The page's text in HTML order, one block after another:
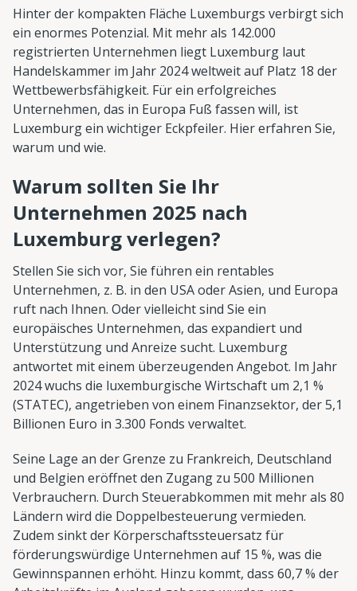
Hinter der kompakten Fläche Luxemburgs verbirgt sich
ein enormes Potenzial. Mit mehr als 142.000
registrierten Unternehmen liegt Luxemburg laut
Handelskammer im Jahr 2024 weltweit auf Platz 18 der
Wettbewerbsfähigkeit. Für ein erfolgreiches
Unternehmen, das in Europa Fuß fassen will, ist
Luxemburg ein wichtiger Eckpfeiler. Hier erfahren Sie,
warum und wie.
Warum sollten Sie Ihr
Unternehmen 2025 nach
Luxemburg verlegen?
Stellen Sie sich vor, Sie führen ein rentables
Unternehmen, z. B. in den USA oder Asien, und Europa
ruft nach Ihnen. Oder vielleicht sind Sie ein
europäisches Unternehmen, das expandiert und
Unterstützung und Anreize sucht. Luxemburg
antwortet mit einem überzeugenden Angebot. Im Jahr
2024 wuchs die luxemburgische Wirtschaft um 2,1 %
(STATEC), angetrieben von einem Finanzsektor, der 5,1
Billionen Euro in 3.300 Fonds verwaltet.
Seine Lage an der Grenze zu Frankreich, Deutschland
und Belgien eröffnet den Zugang zu 500 Millionen
Verbrauchern. Durch Steuerabkommen mit mehr als 80
Ländern wird die Doppelbesteuerung vermieden.
Zudem sinkt der Körperschaftssteuersatz für
förderungswürdige Unternehmen auf 15 %, was die
Gewinnspannen erhöht. Hinzu kommt, dass 60,7 % der